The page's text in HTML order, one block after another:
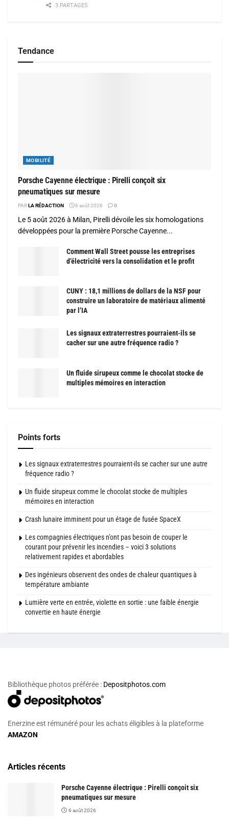
3 PARTAGES
Tendance
MOBILITÉ
Porsche Cayenne électrique : Pirelli conçoit six
pneumatiques sur mesure
PARLA RÉDACTION 6 août 2026 0
Le 5 août 2026 à Milan, Pirelli dévoile les six homologations
développées pour la première Porsche Cayenne...
Comment Wall Street pousse les entreprises
d’électricité vers la consolidation et le profit
CUNY : 18,1 millions de dollars de la NSF pour
construire un laboratoire de matériaux alimenté
par l’IA
Les signaux extraterrestres pourraient-ils se
cacher sur une autre fréquence radio ?
Un fluide sirupeux comme le chocolat stocke de
multiples mémoires en interaction
Points forts
Les signaux extraterrestres pourraient-ils se cacher sur une autre
fréquence radio ?
Un fluide sirupeux comme le chocolat stocke de multiples
mémoires en interaction
Crash lunaire imminent pour un étage de fusée SpaceX
Les compagnies électriques n’ont pas besoin de couper le
courant pour prévenir les incendies – voici 3 solutions
relativement rapides et abordables
Des ingénieurs observent des ondes de chaleur quantiques à
température ambiante
Lumière verte en entrée, violette en sortie : une faible énergie
convertie en haute énergie
Bibliothèque photos préférée : Depositphotos.com
Enerzine est rémunéré pour les achats éligibles à la plateforme
AMAZON
Articles récents
Porsche Cayenne électrique : Pirelli conçoit six
pneumatiques sur mesure
6 août 2026